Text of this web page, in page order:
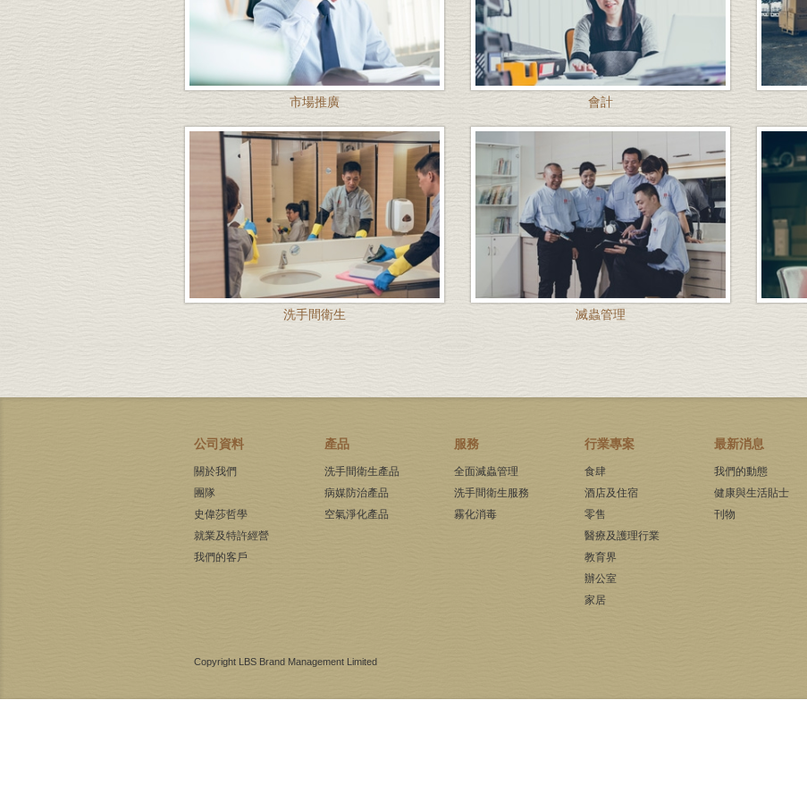
市場推廣 會計
洗手間衛生 滅蟲管理
公司資料
關於我們
團隊
史偉莎哲學
就業及特許經營
我們的客戶
產品
洗手間衛生產品
病媒防治產品
空氣淨化產品
服務
全面滅蟲管理
洗手間衛生服務
霧化消毒
行業專案
食肆
酒店及住宿
零售
醫療及護理行業
教育界
辦公室
家居
最新消息
我們的動態
健康與生活貼士
刊物
Copyright LBS Brand Management Limited